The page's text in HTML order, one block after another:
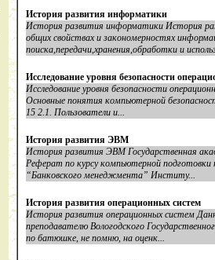
История развития информатики
История развития информатики История
общих свойствах и закономерностях
поиска,передачи,хранения,обработки и
Исследование уровня безопасности
Исследование уровня безопасности
Основные понятия компьютерной
15 2.1. Пользователи и...
История развития ЭВМ
История развития ЭВМ Государственная
Реферат по курсу компьютерной
“Банковского менеджмента” Институ...
История развития операционных систем
История развития операционных систем
преподавателю Вологодского
по батюшке, не помню, на оценк...